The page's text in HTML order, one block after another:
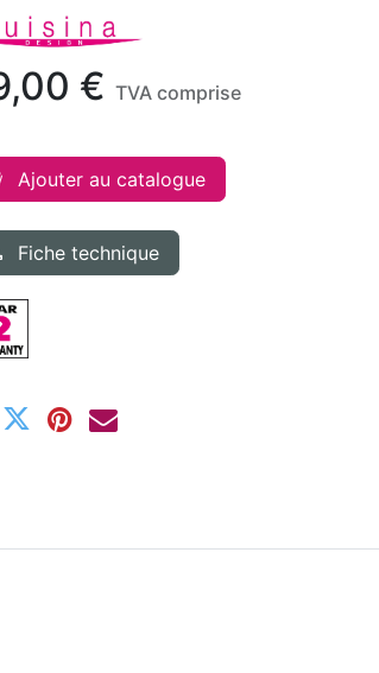
€ TVA comprise
Ajouter au catalogue
Fiche technique